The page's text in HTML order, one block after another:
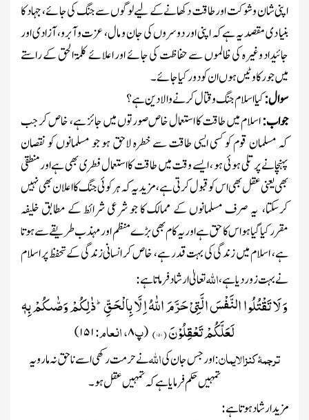
اپنی شان و شوکت اور طاقت دکھانے کے لیے لوگوں سے جنگ کی جائے، جہاد کا
بنیا دی مقصد یہ ہے کہ اپنی اور دوسروں کی جان و مال، عزت و آبرو، آزادی اور
جائیداد وغیرہ کی ظالموں سے حفاظت کی جائے اور اعلائے کلمۃ الحق کے راستے
میں جو رکاوٹیں ہوں ان کو دور کیا جائے۔
سوال:کیا اسلام جنگ و قتال کرنے والا دین ہے؟
جواب:اسلام میں طاقت کا استعمال خاص صورتوں میں جائز ہے، خاص کر جب
کہ مسلمان قوم کو کسی ایسی طاقت سے خطرہ لاحق ہو جو مسلمانوں کو نقصان
پہنچانے پر تلی ہوئی ہو ، ایسے وقت میں طاقت کا استعمال فطری بھی ہے اور منطقی
بھی یعنی عقل بھی اس کو قبول کرتی ہے، مزید یہ کہ ہر کوئی جنگ کا اعلان بھی نہیں
کرسکتا، یہ صرف مسلمانوں کے ممالک کا جو شرعی شرائط کے مطابق خلیفہ
مقررکیا گیا ہو اس کا حق ہے اور یہ کام بھی بڑے منظم اور مہذب طریقے سے ہوتا
ہے، اسلام میں زندگی کی بہت قدر ہے، خاص کر انسانی زندگی کے تحفظ پر اسلام
نے بہت زور دیا ہے،اللّٰہتعالیٰ ارشاد فرماتا ہے:
وَ لَا تَقْتُلُوا النَّفْسَ الَّتِیْ حَرَّمَ اللّٰهُ اِلَّا بِالْحَقِّؕ-ذٰلِكُمْ وَصّٰىكُمْ بِهٖ
لَعَلَّكُمْ تَعْقِلُوْنَ (۱۵۱) (پ۸، انعام :۱۵۱)
ترجمۂ کنزالایمان: اور جس جان کیاللّٰہنے حرمت رکھی اسے ناحق نہ مارو یہ
تمہیں حکم فرمایا ہے کہ تمہیں عقل ہو۔
مزید ارشاد ہوتا ہے: